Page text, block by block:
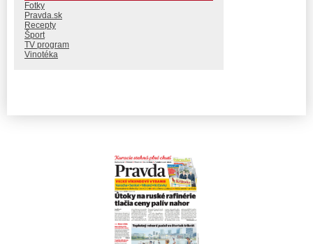
Fotky
Pravda.sk
Recepty
Šport
TV program
Vinotéka